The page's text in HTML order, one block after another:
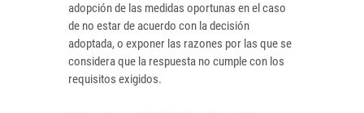
adopción de las medidas oportunas en el caso
de no estar de acuerdo con la decisión
adoptada, o exponer las razones por las que se
considera que la respuesta no cumple con los
requisitos exigidos.